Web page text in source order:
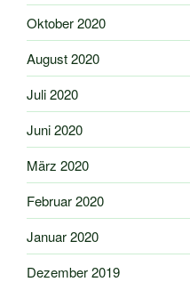
Oktober 2020
August 2020
Juli 2020
Juni 2020
März 2020
Februar 2020
Januar 2020
Dezember 2019